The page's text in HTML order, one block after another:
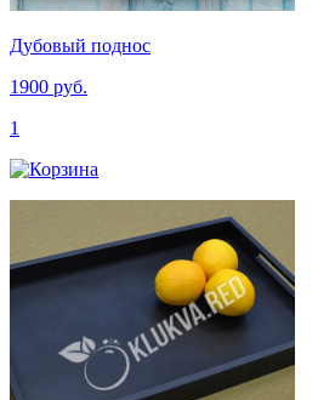
Дубовый поднос
1900 руб.
1